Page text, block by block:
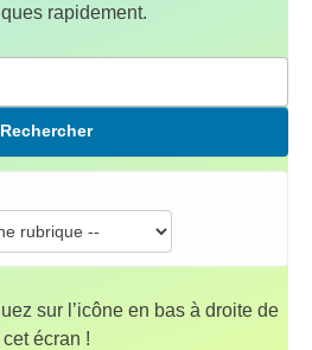
rapidement.
Rechercher
sur l’icône en bas à droite de
cet écran !